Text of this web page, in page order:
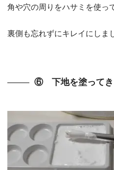
角や穴の周りをハサミを使っ
裏側も忘れずにキレイにしま
⑥ 下地を塗ってき